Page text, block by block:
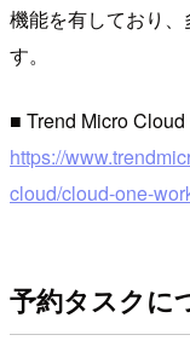
機能を有しており
す。
■ Trend Micro
https://
cloud/cloud-one-
予約タスクに